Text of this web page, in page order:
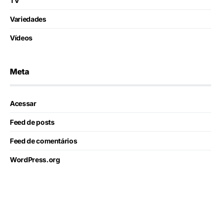
Variedades
Vídeos
Meta
Acessar
Feed de posts
Feed de comentários
WordPress.org